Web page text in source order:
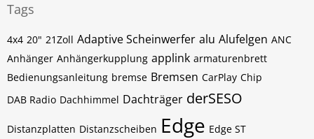
Tags
4x4 20" 21Zoll Adaptive Scheinwerfer alu Alufelgen ANC
Anhänger Anhängerkupplung applink armaturenbrett
Bedienungsanleitung bremse Bremsen CarPlay Chip
DAB Radio Dachhimmel Dachträger derSESO
Distanzplatten Distanzscheiben Edge Edge ST